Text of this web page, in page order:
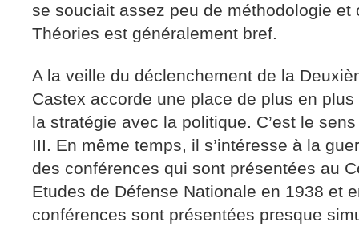
se souciait assez peu de méthodologie et
Théories est généralement bref.
A la veille du déclenchement de la
Castex accorde une place de plus en
la stratégie avec la politique. C’est le
III. En même temps, il s’intéresse à la
des conférences qui sont présentées au
Etudes de Défense Nationale en 1938 et
conférences sont présentées presque